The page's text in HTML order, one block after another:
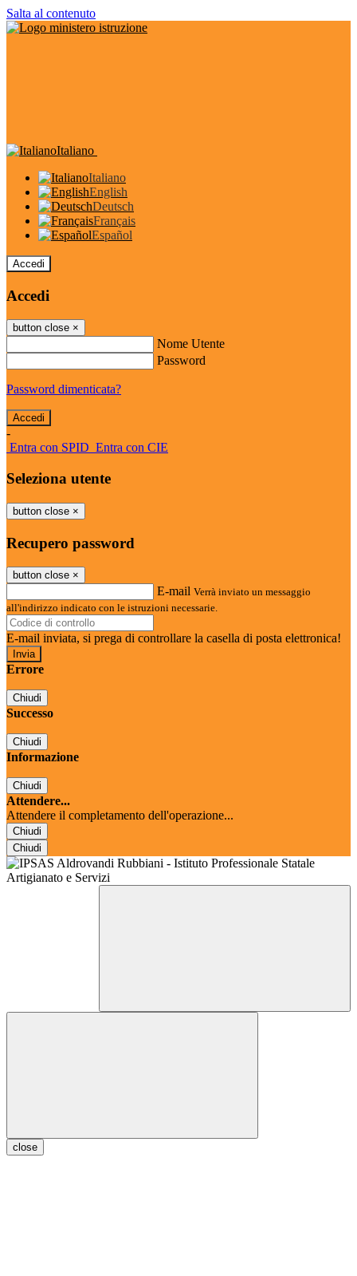
Salta al contenuto
Italiano
Italiano
English
Deutsch
Français
Español
Accedi
Accedi
button close ×
Nome Utente
Password
Password dimenticata?
-
Entra con SPID Entra con CIE
Seleziona utente
button close ×
Recupero password
button close ×
E-mail Verrà inviato un messaggio
all'indirizzo indicato con le istruzioni necessarie.
E-mail inviata, si prega di controllare la casella di posta elettronica!
Errore
Chiudi
Successo
Chiudi
Informazione
Chiudi
Attendere...
Attendere il completamento dell'operazione...
Chiudi
Chiudi
close